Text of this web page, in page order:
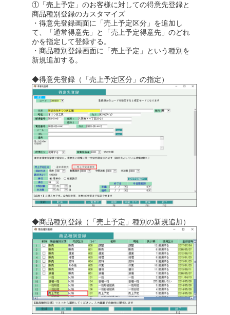
①「売上予定」のお客様に対しての得意先登録と
商品種別登録のカスタマイズ
・得意先登録画面に「売上予定区分」を追加し
て、「通常得意先」と「売上予定得意先」のどれ
かを指定して登録する。
・商品種別登録画面に「売上予定」という種別を
新規追加する。
◆得意先登録（「売上予定区分」の指定）
◆商品種別登録（「売上予定」種別の新規追加）